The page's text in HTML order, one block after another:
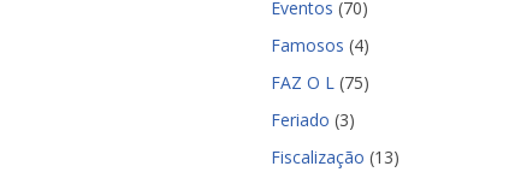
Eventos (70)
Famosos (4)
FAZ O L (75)
Feriado (3)
Fiscalização (13)